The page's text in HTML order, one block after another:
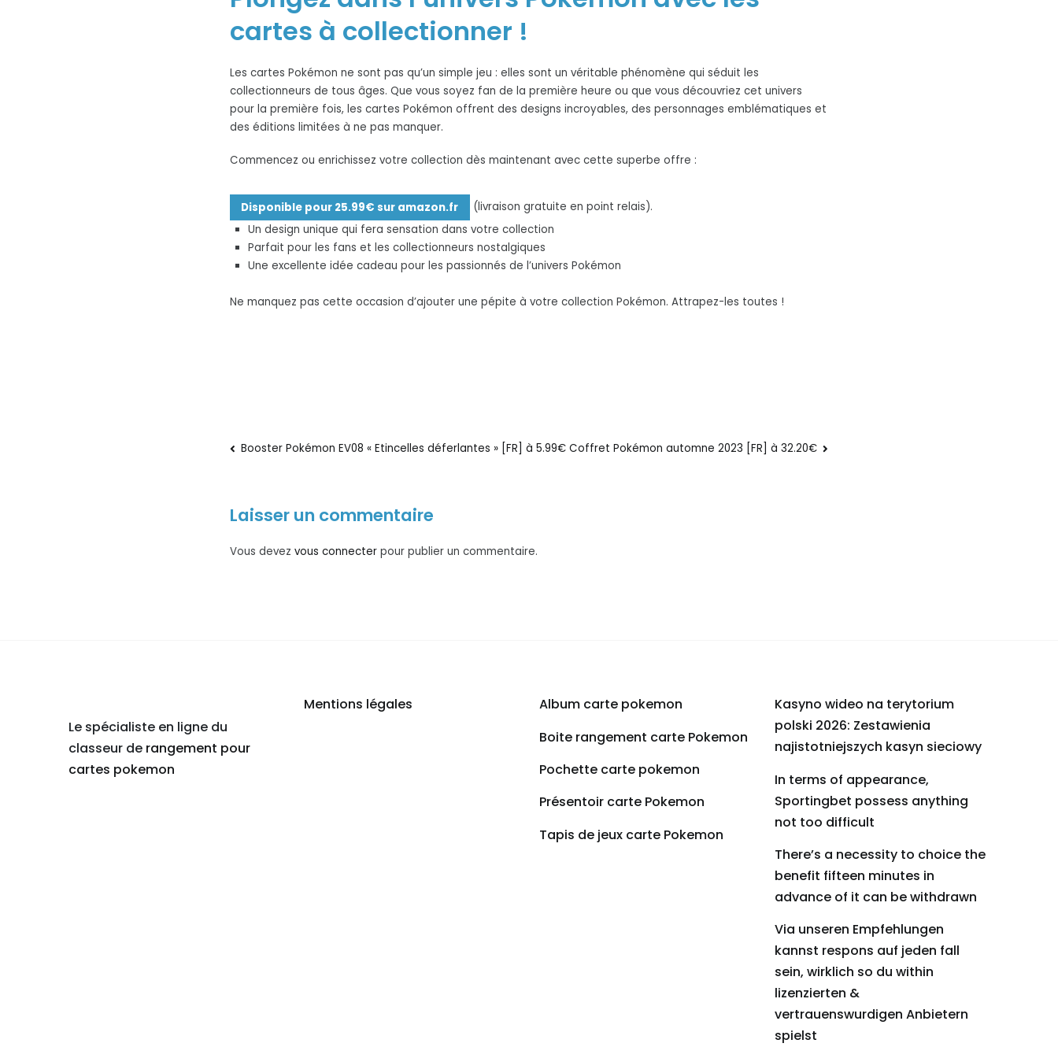
Lune
Vermeille-
24.99€
cartes à collectionner !
Les cartes Pokémon ne sont pas qu’un simple jeu : elles sont un véritable phénomène qui séduit les
collectionneurs de tous âges. Que vous soyez fan de la première heure ou que vous découvriez cet univers
pour la première fois, les cartes Pokémon offrent des designs incroyables, des personnages emblématiques et
des éditions limitées à ne pas manquer.
Commencez ou enrichissez votre collection dès maintenant avec cette superbe offre :
Disponible pour 25.99€ sur amazon.fr
(livraison gratuite en point relais).
Un design unique qui fera sensation dans votre collection
Parfait pour les fans et les collectionneurs nostalgiques
Une excellente idée cadeau pour les passionnés de l’univers Pokémon
Ne manquez pas cette occasion d’ajouter une pépite à votre collection Pokémon. Attrapez-les toutes !
Navigation
l’article
Booster Pokémon EV08 « Etincelles déferlantes » [FR] à 5.99€ Coffret Pokémon automne 2023 [FR] à 32.20€
Laisser un commentaire
Vous devez vous connecter pour publier un commentaire.
Le spécialiste en ligne du
classeur de rangement pour
cartes pokemon
Mentions légales
Album carte pokemon
Boite rangement carte Pokemon
Pochette carte pokemon
Présentoir carte Pokemon
Tapis de jeux carte Pokemon
Kasyno wideo na terytorium
polski 2026: Zestawienia
najistotniejszych kasyn sieciowy
In terms of appearance,
Sportingbet possess anything
not too difficult
There’s a necessity to choice the
benefit fifteen minutes in
advance of it can be withdrawn
Via unseren Empfehlungen
kannst respons auf jeden fall
sein, wirklich so du within
lizenzierten &
vertrauenswurdigen Anbietern
spielst